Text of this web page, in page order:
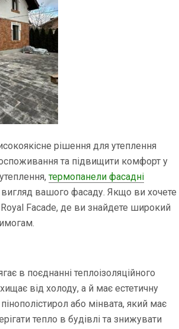
рішення для утеплення
та підвищити комфорт у
термопанели фасадні
вигляд вашого фасаду. Якщо ви хочете
Royal Facade, де ви знайдете широкий
в поєднанні теплоізоляційного
від холоду, а й має естетичну
або мінвата, який має
тепло в будівлі та знижувати